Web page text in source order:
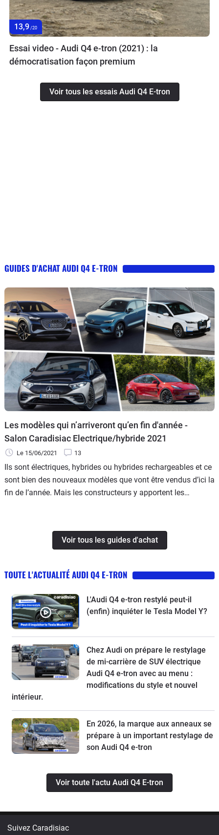
13,9 /20
Essai video - Audi Q4 e-tron (2021) : la
démocratisation façon premium
Voir tous les essais Audi Q4 E-tron
GUIDES D'ACHAT AUDI Q4 E-TRON
Les modèles qui n’arriveront qu’en fin d'année -
Salon Caradisiac Electrique/hybride 2021
Le 15/06/2021 13
Ils sont électriques, hybrides ou hybrides rechargeables et ce
sont bien des nouveaux modèles que vont être vendus d’ici la
fin de l’année. Mais les constructeurs y apportent les
Voir tous les guides d'achat
TOUTE L'ACTUALITÉ AUDI Q4 E-TRON
L'Audi Q4 e-tron restylé peut-il
(enfin) inquiéter le Tesla Model Y?
Chez Audi on prépare le restylage
de mi-carrière de SUV électrique
Audi Q4 e-tron avec au menu :
modifications du style et nouvel
intérieur.
En 2026, la marque aux anneaux se
prépare à un important restylage de
son Audi Q4 e-tron
Voir toute l'actu Audi Q4 E-tron
Suivez Caradisiac